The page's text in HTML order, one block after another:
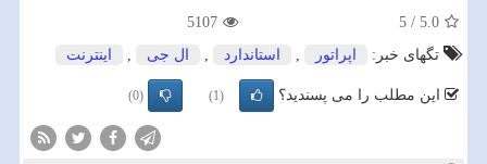
5.0
/
5
5107
تگهای خبر:
اپراتور , استاندارد , ال جی , اینترنت
این مطلب را می پسندید؟ (1)
(0)